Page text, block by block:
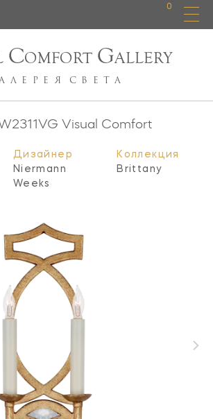
0
COMFORT GALLERY
СВЕТА
Visual Comfort
Дизайнер
Niermann
Weeks
Коллекция
Brittany